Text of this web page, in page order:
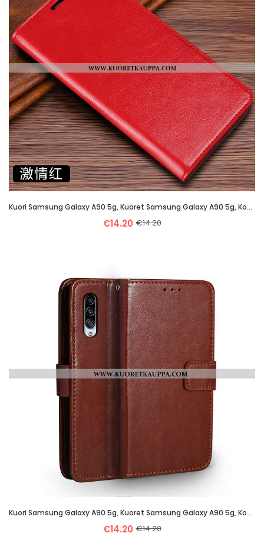
Kuori Samsung Galaxy A90 5g, Kuoret Samsung Galaxy A90 5g, Kotelo Samsung Galaxy A90 5g Suojaus Aito
€14.20 €14.20
Kuori Samsung Galaxy A90 5g, Kuoret Samsung Galaxy A90 5g, Kotelo Samsung Galaxy A90 5g Luova Salkku
€14.20 €14.20